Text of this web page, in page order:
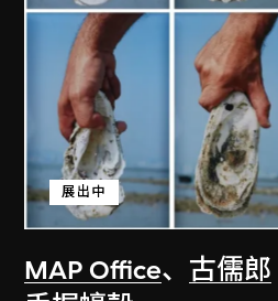
MAP Office、 古儒郎
展出中